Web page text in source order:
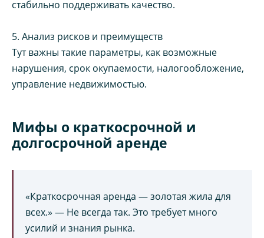
стабильно поддерживать качество.
5. Анализ рисков и преимуществ
Тут важны такие параметры, как возможные
нарушения, срок окупаемости, налогообложение,
управление недвижимостью.
Мифы о краткосрочной и
долгосрочной аренде
«Краткосрочная аренда — золотая жила для
всех.» — Не всегда так. Это требует много
усилий и знания рынка.